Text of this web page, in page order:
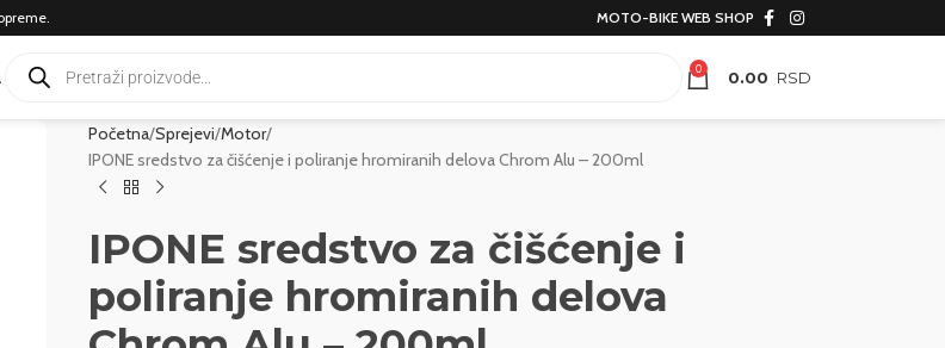
MOTO-BIKE WEB SHOP
0 0.00
Početna Sprejevi Motor
IPONE sredstvo za čišćenje i poliranje hromiranih delova Chrom Alu – 200ml
IPONE sredstvo za čišćenje i
poliranje hromiranih delova